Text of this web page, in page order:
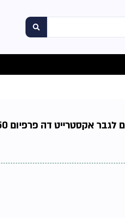
אקסטרייט דה פרפיום 50מל